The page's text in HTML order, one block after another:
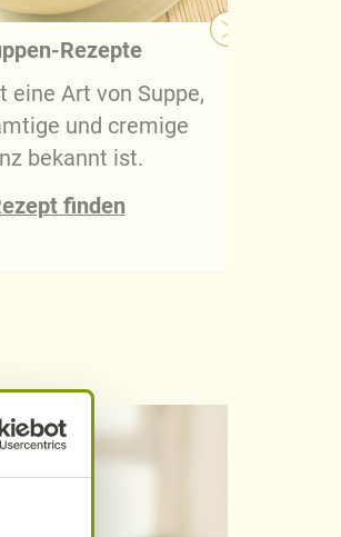
Rezepte
eine Art von Suppe,
und cremige
bekannt ist.
finden